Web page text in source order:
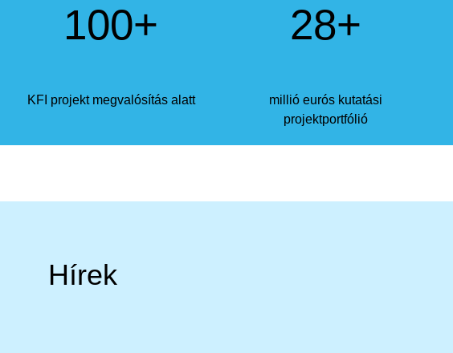
100+ 28+
KFI projektmegvalósítás alatt
millió eurós kutatási
projektportfólió
Hírek